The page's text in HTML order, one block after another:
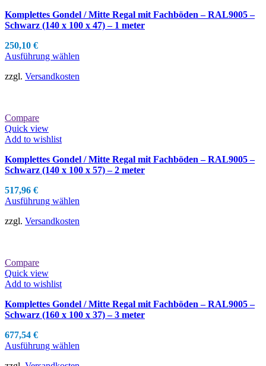
Komplettes Gondel / Mitte Regal mit Fachböden – RAL9005 –
Schwarz (140 x 100 x 47) – 1 meter
250,10 €
Ausführung wählen
zzgl. Versandkosten
Compare
Quick view
Add to wishlist
Komplettes Gondel / Mitte Regal mit Fachböden – RAL9005 –
Schwarz (140 x 100 x 57) – 2 meter
517,96 €
Ausführung wählen
zzgl. Versandkosten
Compare
Quick view
Add to wishlist
Komplettes Gondel / Mitte Regal mit Fachböden – RAL9005 –
Schwarz (160 x 100 x 37) – 3 meter
677,54 €
Ausführung wählen